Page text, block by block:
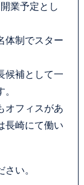
業予定とし
体制でスター
候補として一
オフィスがあ
長崎にて働い
い。